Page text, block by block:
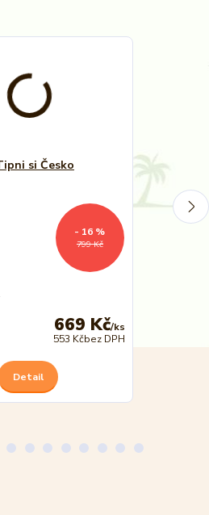
799 Kč
- 16 %
669 Kč/ks
553 Kčbez DPH
Detail